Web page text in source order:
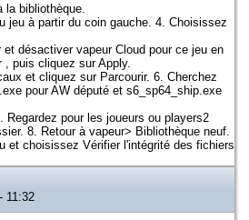
bibliothèque.
jeu à partir du coin gauche. 4. Choisissez
désactiver vapeur Cloud pour ce jeu en
puis cliquez sur Apply.
et cliquez sur Parcourir. 6. Cherchez
pour AW député et s6_sp64_ship.exe
pour les joueurs ou players2
8. Retour à vapeur> Bibliothèque neuf.
et choisissez Vérifier l'intégrité des fichiers
11:32